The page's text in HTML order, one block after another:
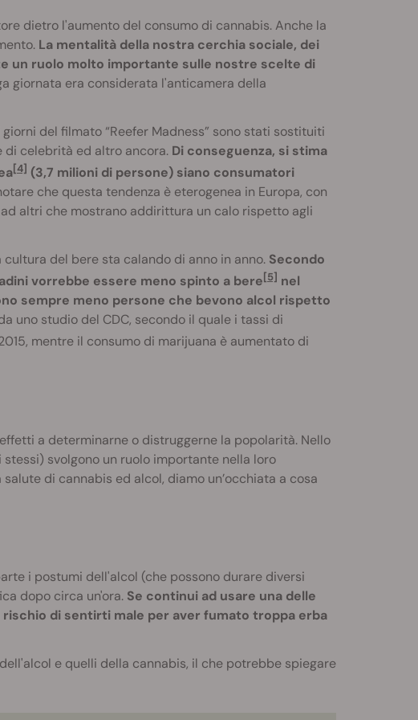
dietro l'aumento del consumo di cannabis. Anche la
La mentalità della nostra cerchia sociale, dei
un ruolo molto importante sulle nostre scelte di
giornata era considerata l'anticamera della
del filmato “Reefer Madness” sono stati sostituiti
di celebrità ed altro ancora. Di conseguenza, si stima
[4] (3,7 milioni di persone) siano consumatori
che questa tendenza è eterogenea in Europa, con
altri che mostrano addirittura un calo rispetto agli
del bere sta calando di anno in anno. Secondo
vorrebbe essere meno spinto a bere[5] nel
sempre meno persone che bevono alcol rispetto
uno studio del CDC, secondo il quale i tassi di
mentre il consumo di marijuana è aumentato di
a determinarne o distruggerne la popolarità. Nello
svolgono un ruolo importante nella loro
di cannabis ed alcol, diamo un’occhiata a cosa
i postumi dell'alcol (che possono durare diversi
dopo circa un'ora. Se continui ad usare una delle
di sentirti male per aver fumato troppa erba
e quelli della cannabis, il che potrebbe spiegare